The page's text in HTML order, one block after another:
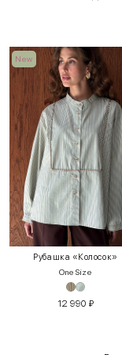
New
Рубашка «Колосок»
One Size
12 990 ₽